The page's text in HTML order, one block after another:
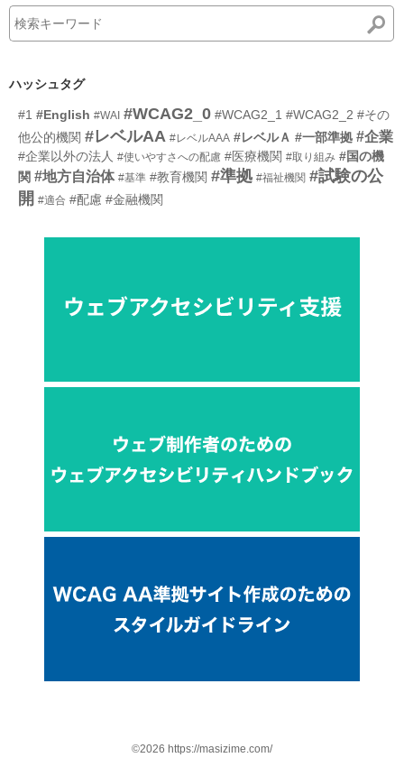
ハッシュタグ
#1 #English #WAI #WCAG2_0 #WCAG2_1 #WCAG2_2 #その
他公的機関 #レベルAA #レベルAAA #レベルＡ #一部準拠 #企業
#企業以外の法人 #使いやすさへの配慮 #医療機関 #取り組み #国の機
関 #地方自治体 #基準 #教育機関 #準拠 #福祉機関 #試験の公
開 #適合 #配慮 #金融機関
©2026 https://masizime.com/